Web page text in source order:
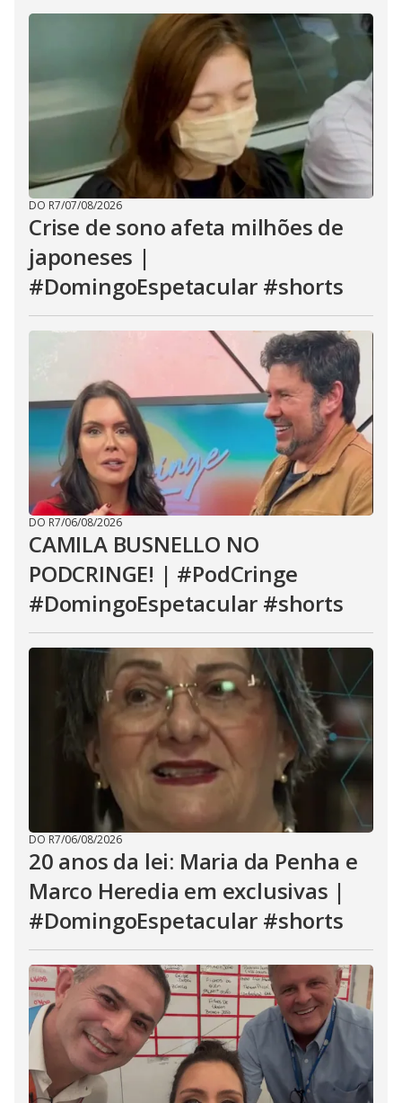
DO R7/07/08/2026
Crise de sono afeta milhões de
japoneses |
#DomingoEspetacular #shorts
DO R7/06/08/2026
CAMILA BUSNELLO NO
PODCRINGE! | #PodCringe
#DomingoEspetacular #shorts
DO R7/06/08/2026
20 anos da lei: Maria da Penha e
Marco Heredia em exclusivas |
#DomingoEspetacular #shorts